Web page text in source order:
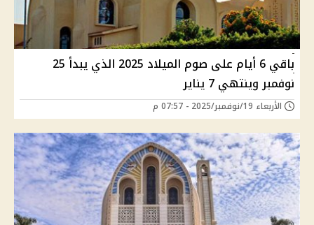
باقي 6 أيام على صوم الميلاد 2025 الذي يبدأ 25
نوفمبر وينتهي 7 يناير
الأربعاء 19/نوفمبر/2025 - 07:57 م